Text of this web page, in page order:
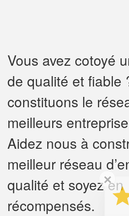
Vous avez cotoyé
de qualité et fiable
constituons le
meilleurs
Aidez nous à
meilleur réseau
qualité et soyez en
récompensés.
✕
Vous